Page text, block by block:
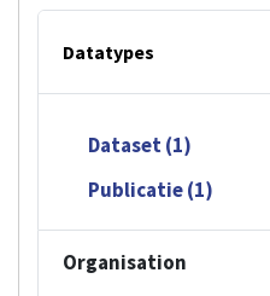
Datatypes
Dataset (1)
Publicatie (1)
Organisation